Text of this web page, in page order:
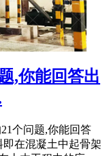
,你能回答出
个问题,你能回答
在混凝土中起骨架